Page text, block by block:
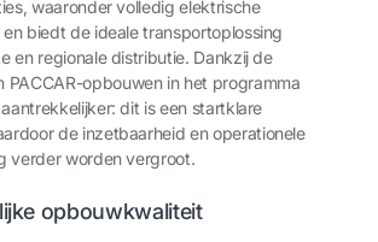
waaronder volledig elektrische
biedt de ideale transportoplossing
en regionale distributie. Dankzij de
PACCAR-opbouwen in het programma
dit is een startklare
de inzetbaarheid en operationele
verder worden vergroot.
opbouwkwaliteit